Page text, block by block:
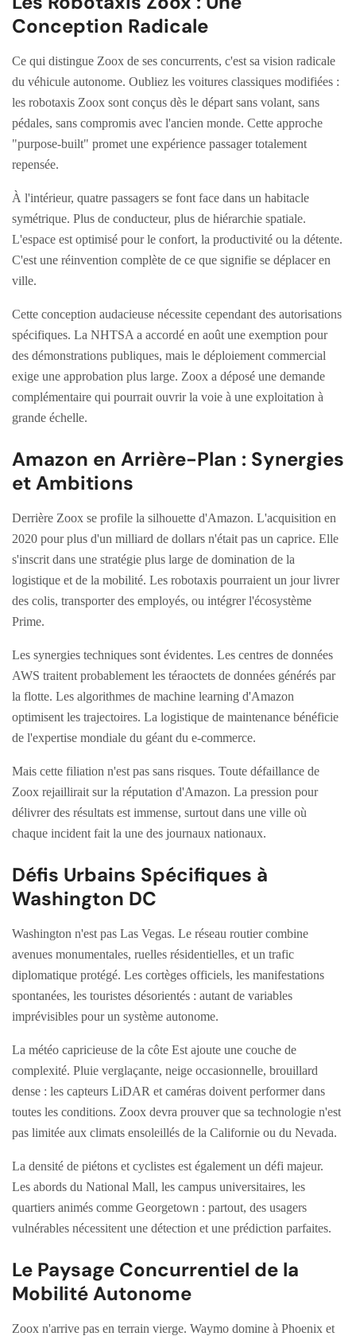
Conception Radicale
Ce qui distingue Zoox de ses concurrents, c'est sa vision radicale
du véhicule autonome. Oubliez les voitures classiques modifiées :
les robotaxis Zoox sont conçus dès le départ sans volant, sans
pédales, sans compromis avec l'ancien monde. Cette approche
"purpose-built" promet une expérience passager totalement
repensée.
À l'intérieur, quatre passagers se font face dans un habitacle
symétrique. Plus de conducteur, plus de hiérarchie spatiale.
L'espace est optimisé pour le confort, la productivité ou la détente.
C'est une réinvention complète de ce que signifie se déplacer en
ville.
Cette conception audacieuse nécessite cependant des autorisations
spécifiques. La NHTSA a accordé en août une exemption pour
des démonstrations publiques, mais le déploiement commercial
exige une approbation plus large. Zoox a déposé une demande
complémentaire qui pourrait ouvrir la voie à une exploitation à
grande échelle.
Amazon en Arrière-Plan : Synergies
et Ambitions
Derrière Zoox se profile la silhouette d'Amazon. L'acquisition en
2020 pour plus d'un milliard de dollars n'était pas un caprice. Elle
s'inscrit dans une stratégie plus large de domination de la
logistique et de la mobilité. Les robotaxis pourraient un jour livrer
des colis, transporter des employés, ou intégrer l'écosystème
Prime.
Les synergies techniques sont évidentes. Les centres de données
AWS traitent probablement les téraoctets de données générés par
la flotte. Les algorithmes de machine learning d'Amazon
optimisent les trajectoires. La logistique de maintenance bénéficie
de l'expertise mondiale du géant du e-commerce.
Mais cette filiation n'est pas sans risques. Toute défaillance de
Zoox rejaillirait sur la réputation d'Amazon. La pression pour
délivrer des résultats est immense, surtout dans une ville où
chaque incident fait la une des journaux nationaux.
Défis Urbains Spécifiques à
Washington DC
Washington n'est pas Las Vegas. Le réseau routier combine
avenues monumentales, ruelles résidentielles, et un trafic
diplomatique protégé. Les cortèges officiels, les manifestations
spontanées, les touristes désorientés : autant de variables
imprévisibles pour un système autonome.
La météo capricieuse de la côte Est ajoute une couche de
complexité. Pluie verglaçante, neige occasionnelle, brouillard
dense : les capteurs LiDAR et caméras doivent performer dans
toutes les conditions. Zoox devra prouver que sa technologie n'est
pas limitée aux climats ensoleillés de la Californie ou du Nevada.
La densité de piétons et cyclistes est également un défi majeur.
Les abords du National Mall, les campus universitaires, les
quartiers animés comme Georgetown : partout, des usagers
vulnérables nécessitent une détection et une prédiction parfaites.
Le Paysage Concurrentiel de la
Mobilité Autonome
Zoox n'arrive pas en terrain vierge. Waymo domine à Phoenix et